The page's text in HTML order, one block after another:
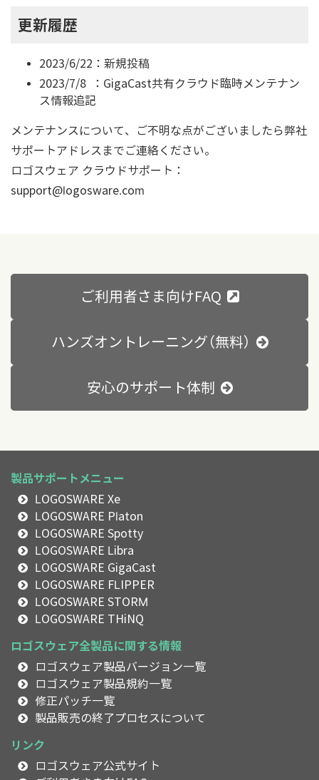
更新履歴
2023/6/22：新規投稿
2023/7/8 ：GigaCast共有クラウド臨時メンテナン
ス情報追記
メンテナンスについて、ご不明な点がございましたら弊社
サポートアドレスまでご連絡ください。
ロゴスウェア クラウドサポート：
support@logosware.com
ご利用者さま向けFAQ
ハンズオントレーニング（無料）
安心のサポート体制
製品サポートメニュー
LOGOSWARE Xe
LOGOSWARE Platon
LOGOSWARE Spotty
LOGOSWARE Libra
LOGOSWARE GigaCast
LOGOSWARE FLIPPER
LOGOSWARE STORM
LOGOSWARE THiNQ
ロゴスウェア全製品に関する情報
ロゴスウェア製品バージョン一覧
ロゴスウェア製品規約一覧
修正パッチ一覧
製品販売の終了プロセスについて
リンク
ロゴスウェア公式サイト